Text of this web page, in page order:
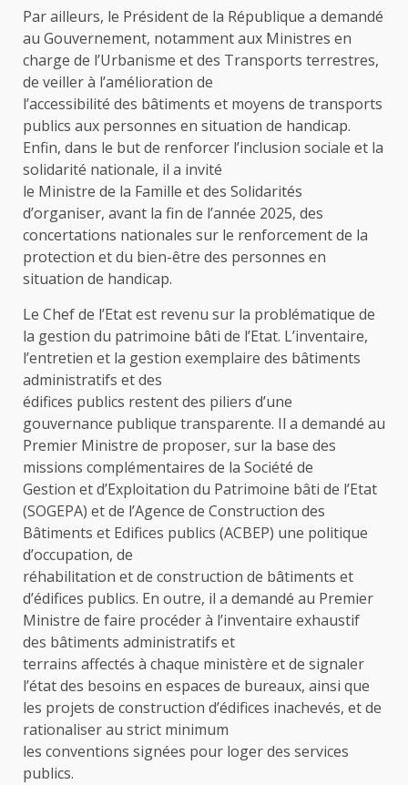
Par ailleurs, le Président de la République a demandé
au Gouvernement, notamment aux Ministres en
charge de l’Urbanisme et des Transports terrestres,
de veiller à l’amélioration de
l’accessibilité des bâtiments et moyens de transports
publics aux personnes en situation de handicap.
Enfin, dans le but de renforcer l’inclusion sociale et la
solidarité nationale, il a invité
le Ministre de la Famille et des Solidarités
d’organiser, avant la fin de l’année 2025, des
concertations nationales sur le renforcement de la
protection et du bien-être des personnes en
situation de handicap.
Le Chef de l’Etat est revenu sur la problématique de
la gestion du patrimoine bâti de l’Etat. L’inventaire,
l’entretien et la gestion exemplaire des bâtiments
administratifs et des
édifices publics restent des piliers d’une
gouvernance publique transparente. Il a demandé au
Premier Ministre de proposer, sur la base des
missions complémentaires de la Société de
Gestion et d’Exploitation du Patrimoine bâti de l’Etat
(SOGEPA) et de l’Agence de Construction des
Bâtiments et Edifices publics (ACBEP) une politique
d’occupation, de
réhabilitation et de construction de bâtiments et
d’édifices publics. En outre, il a demandé au Premier
Ministre de faire procéder à l’inventaire exhaustif
des bâtiments administratifs et
terrains affectés à chaque ministère et de signaler
l’état des besoins en espaces de bureaux, ainsi que
les projets de construction d’édifices inachevés, et de
rationaliser au strict minimum
les conventions signées pour loger des services
publics.